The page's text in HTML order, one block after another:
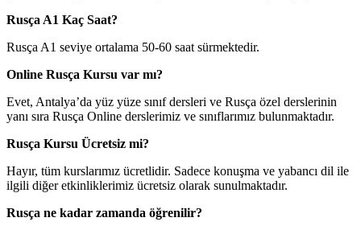
Rusça A1 Kaç Saat?
Rusça A1 seviye ortalama 50-60 saat sürmektedir.
Online Rusça Kursu var mı?
Evet, Antalya’da yüz yüze sınıf dersleri ve Rusça özel derslerinin
yanı sıra Rusça Online derslerimiz ve sınıflarımız bulunmaktadır.
Rusça Kursu Ücretsiz mi?
Hayır, tüm kurslarımız ücretlidir. Sadece konuşma ve yabancı dil ile
ilgili diğer etkinliklerimiz ücretsiz olarak sunulmaktadır.
Rusça ne kadar zamanda öğrenilir?